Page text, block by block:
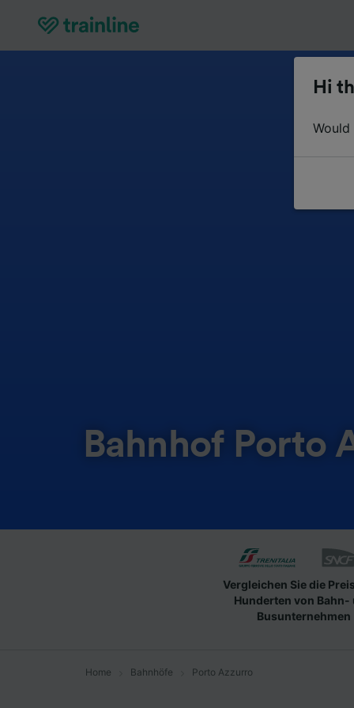
Bahnhof Porto
Vergleichen Sie die
Hunderten von Bahn-
Busunternehmen
Home Bahnhöfe Porto Azzurro
Hi